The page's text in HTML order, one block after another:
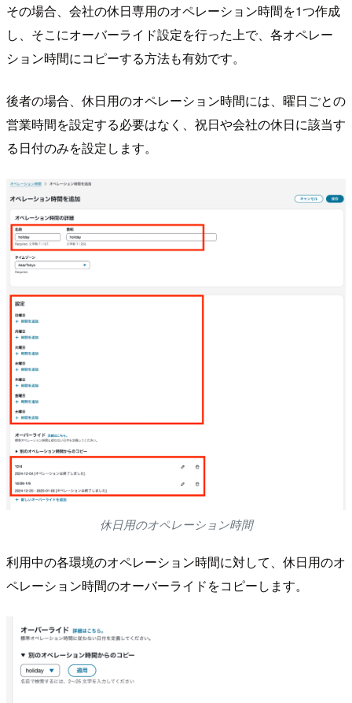
その場合、会社の休日専用のオペレーション時間を1つ作成
し、そこにオーバーライド設定を行った上で、各オペレー
ション時間にコピーする方法も有効です。
後者の場合、休日用のオペレーション時間には、曜日ごとの
営業時間を設定する必要はなく、祝日や会社の休日に該当す
る日付のみを設定します。
休日用のオペレーション時間
利用中の各環境のオペレーション時間に対して、休日用のオ
ペレーション時間のオーバーライドをコピーします。